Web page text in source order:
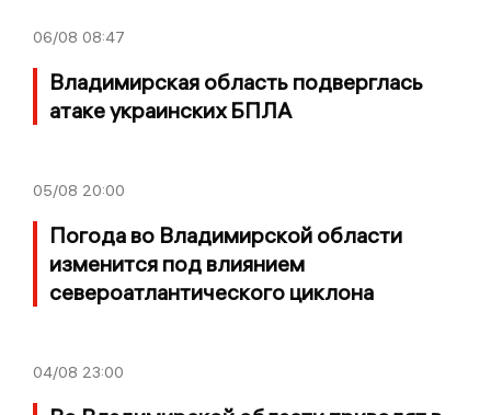
06/08 08:47
Владимирская область подверглась
атаке украинских БПЛА
05/08 20:00
Погода во Владимирской области
изменится под влиянием
североатлантического циклона
04/08 23:00